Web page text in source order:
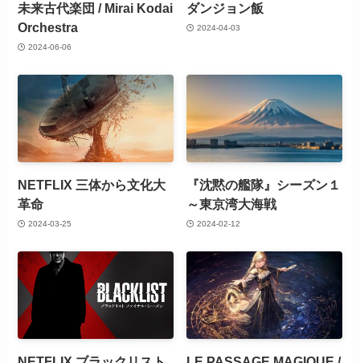
未来古代楽団 / Mirai Kodai
Orchestra
2024-06-06
ダンジョン飯
2024-04-03
NETFLIX 三体から文化大
革命
2024-03-25
『沈黙の艦隊』シーズン１
～東京湾大海戦
2024-02-12